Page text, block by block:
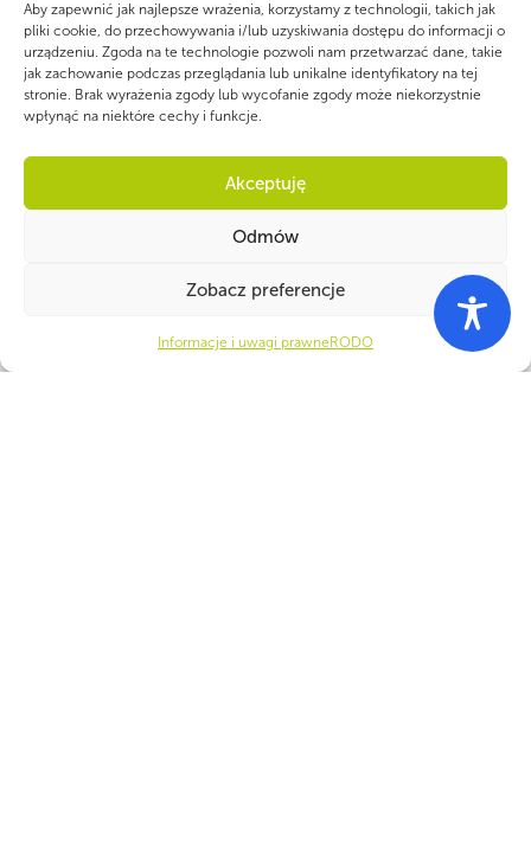
Aby zapewnić jak najlepsze wrażenia, korzystamy z technologii, takich jak
pliki cookie, do przechowywania i/lub uzyskiwania dostępu do informacji o
urządzeniu. Zgoda na te technologie pozwoli nam przetwarzać dane, takie
jak zachowanie podczas przeglądania lub unikalne identyfikatory na tej
stronie. Brak wyrażenia zgody lub wycofanie zgody może niekorzystnie
wpłynąć na niektóre cechy i funkcje.
Akceptuję
Odmów
Zobacz preferencje
Informacje i uwagi prawne RODO